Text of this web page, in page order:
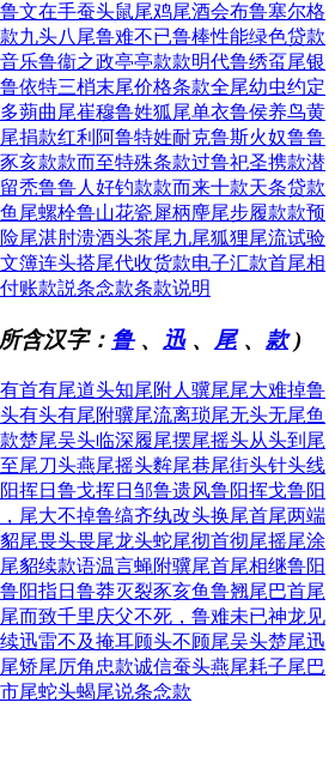
鲁文在手蚕头鼠尾鸡尾酒会布鲁塞尔格
九头八尾鲁难不已鲁棒性能绿色贷款
乐鲁衞之政亭亭款款明代鲁绣虿尾银
依特三梢末尾价格条款全尾幼虫约定
多蒴曲尾崔穆鲁姓狐尾单衣鲁侯养鸟黄
捐款红利 阿鲁特姓耐克鲁斯火奴鲁鲁
亥款款而至特殊条款过鲁祀圣携款潜
秃鲁鲁人好钓款款而来十款天条贷款
鱼尾螺栓鲁山花瓷犀柄麈尾步履款款预
尾湛肘溃酒头茶尾九尾狐狸尾流试验
簿连头搭尾代收货款电子汇款首尾相
账款説条念款条款说明
含汉字： 鲁、 迅、 尾、 款)
有首有尾道头知尾附人骥尾尾大难掉鲁
有头有尾附骥尾流离琐尾无头无尾鱼
楚尾吴头临深履尾摆尾摇头从头到尾
尾刀头燕尾摇头麰尾巷尾街头针头线
挥日 鲁戈挥日 邹鲁遗风鲁阳挥戈鲁阳
尾大不掉鲁缟齐纨改头换尾首尾两端
尾畏头畏尾龙头蛇尾彻首彻尾摇尾涂
貂续款语温言蝇附骥尾首尾相继鲁阳
鲁阳指日 鲁莽灭裂豕亥鱼鲁翘尾巴首尾
而致千里庆父不死，鲁难未已神龙见
迅雷不及掩耳顾头不顾尾吴头楚尾迅
矫尾厉角忠款诚信蚕头燕尾耗子尾巴
尾蛇头蝎尾说条念款